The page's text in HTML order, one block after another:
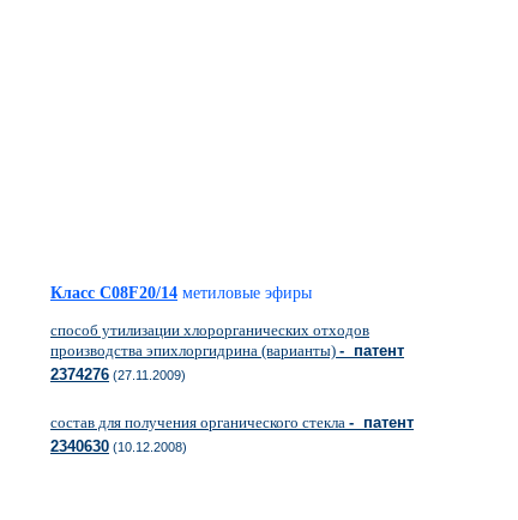
Класс C08F20/14 метиловые эфиры
способ утилизации хлорорганических отходов
производства эпихлоргидрина (варианты) - патент
2374276 (27.11.2009)
состав для получения органического стекла - патент
2340630 (10.12.2008)